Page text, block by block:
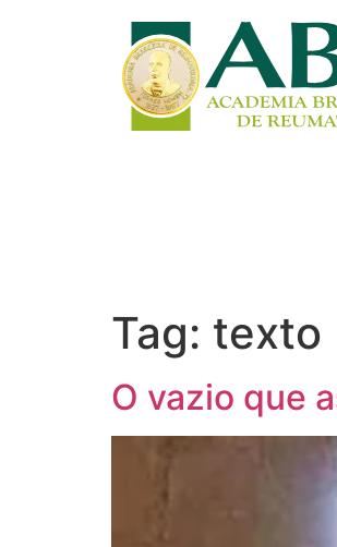
Tag: texto
O vazio que